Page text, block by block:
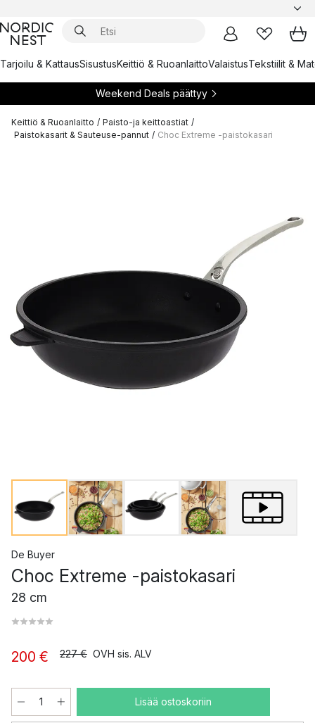
Tarjoilu & KattausSisustusKeittiö & RuoanlaittoValaistusTekstiilit &
Weekend Deals päättyy
Keittiö & Ruoanlaitto / Paisto-ja keittoastiat /
Paistokasarit & Sauteuse-pannut / Choc Extreme -paistokasari
De Buyer
Choc Extreme -paistokasari
28 cm
200 € 227 € OVH sis. ALV
Lisää ostoskoriin